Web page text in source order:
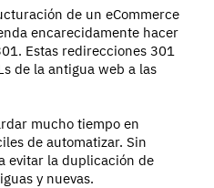
de un eCommerce
encarecidamente hacer
Estas redirecciones 301
de la antigua web a las
mucho tiempo en
de automatizar. Sin
evitar la duplicación de
y nuevas.